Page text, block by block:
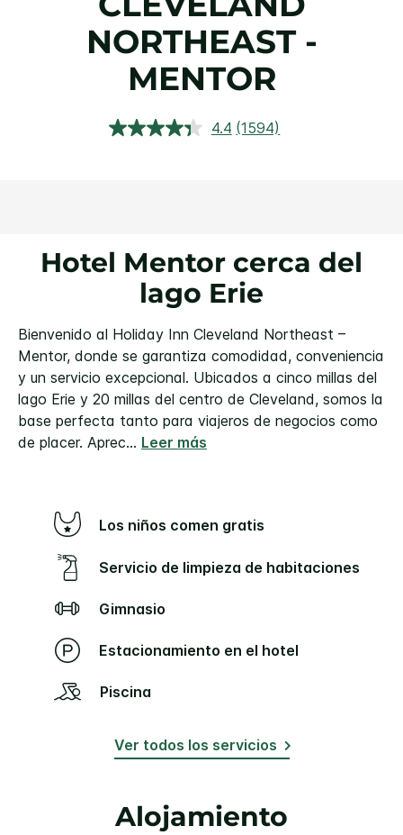
NORTHEAST -
MENTOR
4.4 Lea
(1594)
Hotel Mentor cerca del
lago Erie
Bienvenido al Holiday Inn Cleveland Northeast –
Mentor, donde se garantiza comodidad, conveniencia
y un servicio excepcional. Ubicados a cinco millas del
lago Erie y 20 millas del centro de Cleveland, somos la
base perfecta tanto para viajeros de negocios como
de placer. Aprec... Leer más
Los niños comen gratis
Servicio de limpieza de habitaciones
Gimnasio
Estacionamiento en el hotel
Piscina
Ver todos los servicios
Alojamiento